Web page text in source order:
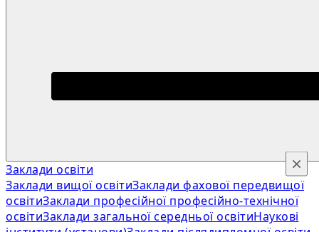
Заклади освіти
Заклади вищої освітиЗаклади фахової передвищої
освітиЗаклади професійної професійно-технічної
освітиЗаклади загальної середньої освітиНаукові
×